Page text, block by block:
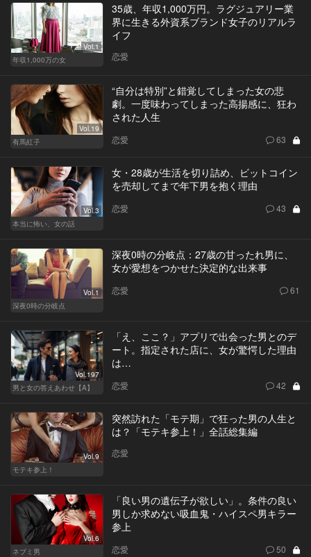
Vol.1
年収1,000万の女
35歳、年収1,000万円。ラグジュアリー業
界に生きる外資系ブランド女子のリアルラ
イフ
恋愛
Vol.19
有馬紅子
“自分は特別”と錯覚してしまった女の悲
劇。一度味わってしまった高揚感に、狂わ
された人生
恋愛 63
Vol.3
本当に怖い、女の話
女・28歳が生活を切り詰め、ビットコイン
を売却してまで年下男を抱く理由
恋愛 43
Vol.1
深夜0時の分岐点
深夜0時の分岐点：27歳の甘ったれ男に、
女が愛想をつかせた決定的な出来事
恋愛 61
Vol.197
男と女の答えあわせ【A】
「え、ここ？」アプリで出会った男とのデ
ート。指定された店に、女が驚愕した理由
は…
恋愛 42
Vol.9
モテキ参上！
突然訪れた「モテ期」で狂った男の人生と
は？「モテキ参上！」全話総集編
恋愛
Vol.6
ネブミ男
「良い男の遺伝子が欲しい」。条件の良い
男しか求めない吸血鬼・ハイスペ男キラー
参上
恋愛 50